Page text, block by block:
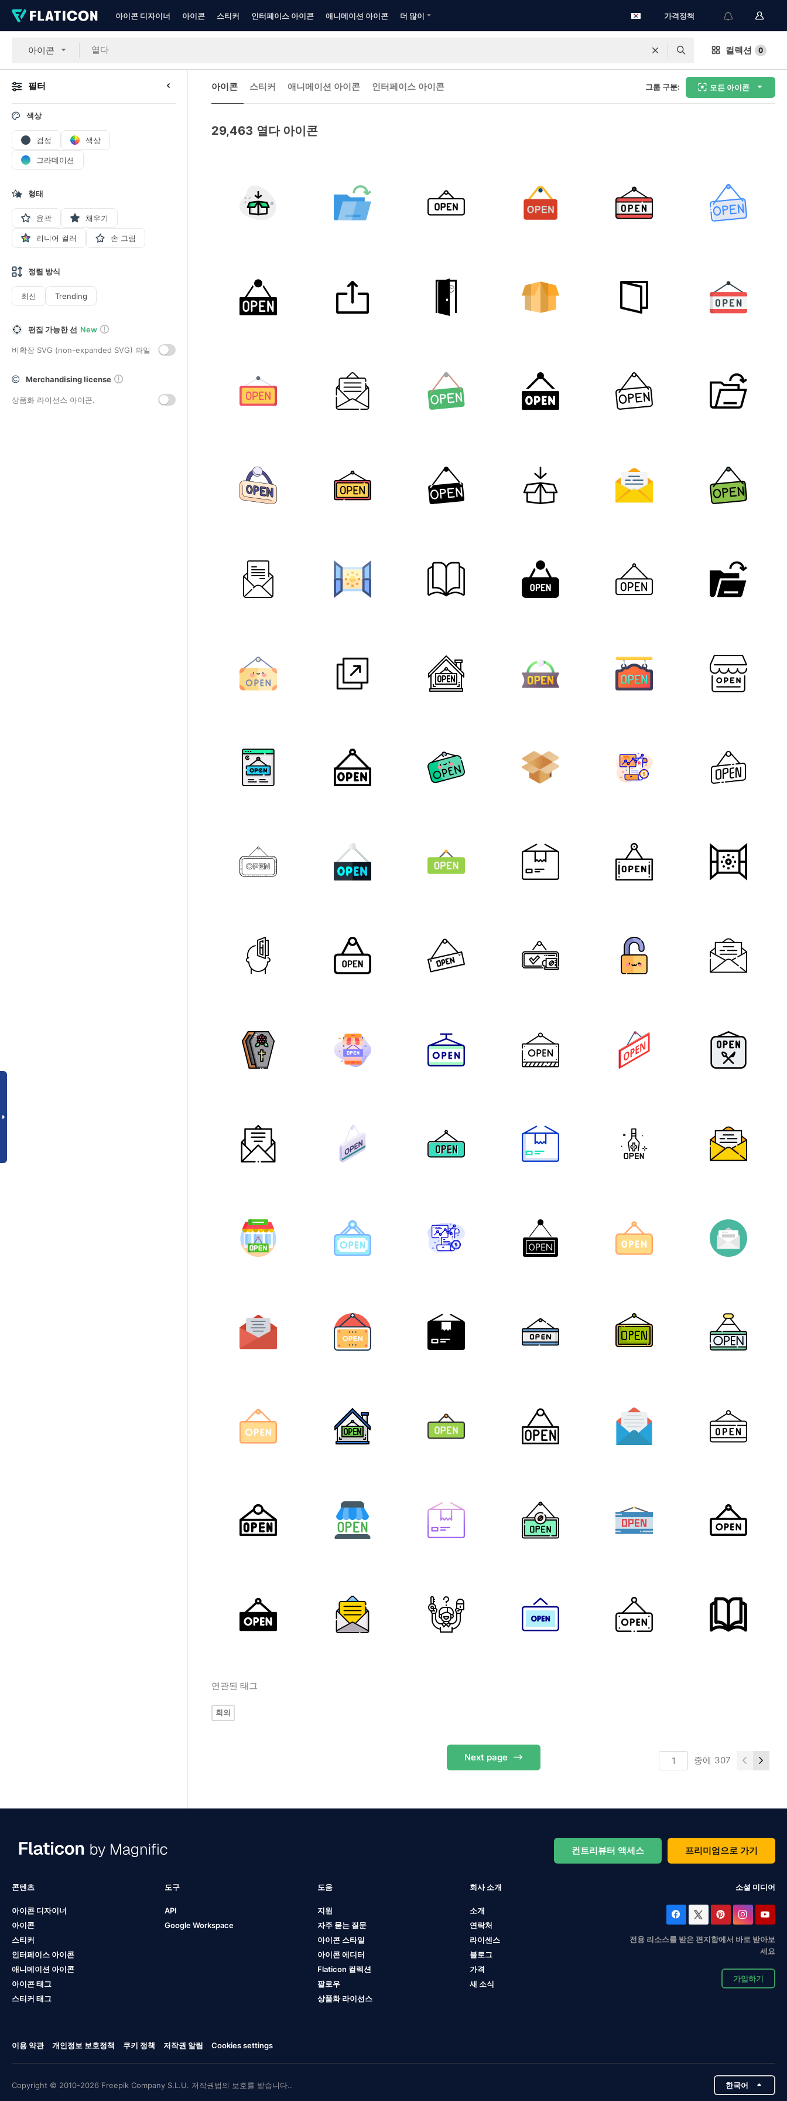
아이콘 디자이너 아이콘 스티커 인터페이스 아이콘 애니메이션 아이콘 더 많이 가격정책
아이콘 컬렉션 0
필터
색상
검정 색상
그라데이션
형태
윤곽 채우기
리니어 컬러 손 그림
정렬 방식
최신 Trending
편집 가능한 선 New
비확장 SVG (non-expanded SVG) 파일
Merchandising license
상품화 라이선스 아이콘.
아이콘 스티커 애니메이션 아이콘 인터페이스 아이콘 그룹 구분: 모든 아이콘
29,463 열다 아이콘
연관된 태그
회의
Next page 중에 307
컨트리뷰터 액세스 프리미엄으로 가기
콘텐츠
아이콘 디자이너
아이콘
스티커
인터페이스 아이콘
애니메이션 아이콘
아이콘 태그
스티커 태그
도구
API
Google Workspace
도움
지원
자주 묻는 질문
아이콘 스타일
아이콘 에디터
Flaticon 컬렉션
팔로우
상품화 라이선스
회사 소개
소개
연락처
라이센스
블로그
가격
새 소식
소셜 미디어
전용 리소스를 받은 편지함에서 바로 받아보
세요
가입하기
이용 약관 개인정보 보호정책 쿠키 정책 저작권 알림 Cookies settings
Copyright © 2010-2026 Freepik Company S.L.U. 저작권법의 보호를 받습니다.. 한국어